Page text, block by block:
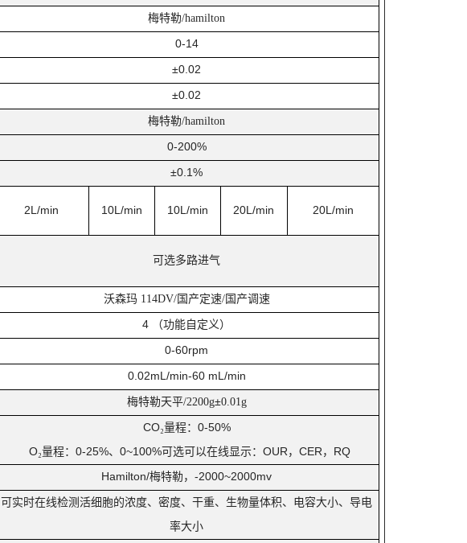
梅特勒/hamilton
0-14
±0.02
±0.02
梅特勒/hamilton
0-200%
±0.1%
2L/min 10L/min 10L/min 20L/min 20L/min
可选多路进气
沃森玛114DV/国产定速/国产调速
4
（功能自定义）
0-60rpm
0.02mL/min-60 mL/min
梅特勒天平/2200g±0.01g
CO₂量程： 0-50%
O₂量程： 0-25%、 0~100%可选可以在线显示： OUR， CER， RQ
Hamilton/梅特勒， -2000~2000mv
可实时在线检测活细胞的浓度、密度、干重、生物量体积、电容大小、导电
率大小